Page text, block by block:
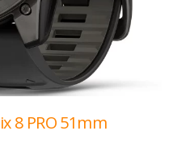
8 PRO 51mm